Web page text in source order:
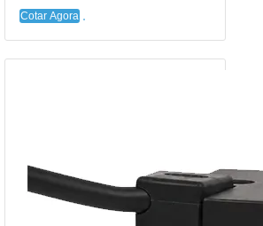
Cotar Agora